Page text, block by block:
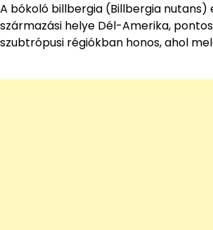
A bókoló billbergia (Billbergia
származási helye Dél-Amerika,
szubtrópusi régiókban honos, ahol